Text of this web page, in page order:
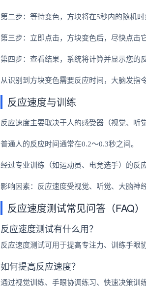
第二步：等待变色，方块将在5秒内的随机时
第三步：立即点击，方块变色后，尽快点击它
第四步：查看结果，系统将计算并显示您的
从识别到方块变色需要反应时间，大脑发指
反应速度与训练
反应速度主要取决于人的感受器（视觉、听
普通人的反应时间通常在0.2～0.3秒之间。
经过专业训练（如运动员、电竞选手）的反
影响因素：反应速度受视觉、听觉、大脑神
反应速度测试常见问答（FAQ）
反应速度测试有什么用？
反应速度测试可用于提高专注力、训练手眼
如何提高反应速度？
通过视觉训练、手眼协调练习、快速决策训